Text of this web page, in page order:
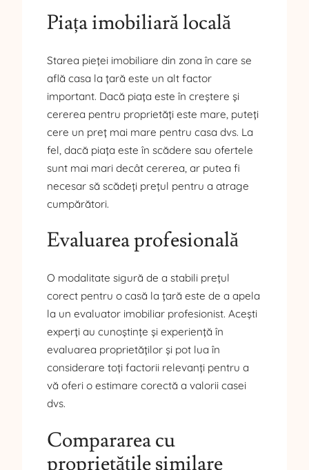
Piața imobiliară locală
Starea pieței imobiliare din zona în care se
află casa la țară este un alt factor
important. Dacă piața este în creștere și
cererea pentru proprietăți este mare, puteți
cere un preț mai mare pentru casa dvs. La
fel, dacă piața este în scădere sau ofertele
sunt mai mari decât cererea, ar putea fi
necesar să scădeți prețul pentru a atrage
cumpărători.
Evaluarea profesională
O modalitate sigură de a stabili prețul
corect pentru o casă la țară este de a apela
la un evaluator imobiliar profesionist. Acești
experți au cunoștințe și experiență în
evaluarea proprietăților și pot lua în
considerare toți factorii relevanți pentru a
vă oferi o estimare corectă a valorii casei
dvs.
Compararea cu
proprietățile similare